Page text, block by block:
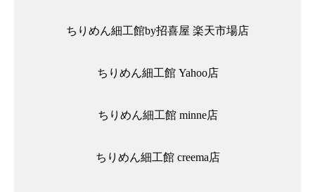
ちりめん細工館by招喜屋 楽天市場店
ちりめん細工館 Yahoo店
ちりめん細工館 minne店
ちりめん細工館 creema店